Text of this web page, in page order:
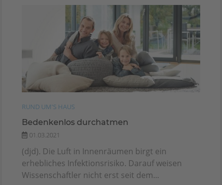
RUND UM'S HAUS
Bedenkenlos durchatmen
01.03.2021
(djd). Die Luft in Innenräumen birgt ein
erhebliches Infektionsrisiko. Darauf weisen
Wissenschaftler nicht erst seit dem...